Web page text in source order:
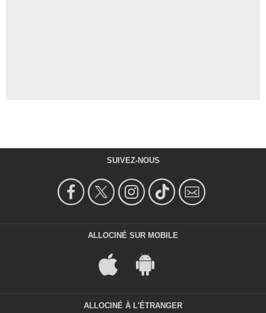
SUIVEZ-NOUS
ALLOCINÉ SUR MOBILE
ALLOCINÉ À L'ÉTRANGER